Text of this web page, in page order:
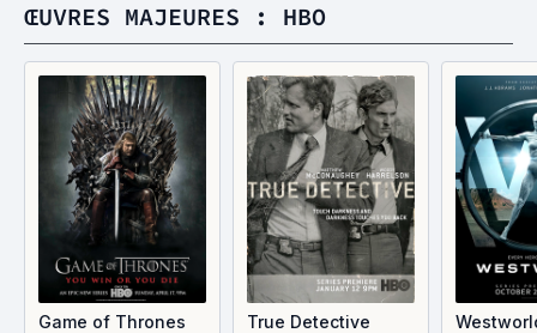
ŒUVRES MAJEURES : HBO
Game of Thrones True Detective